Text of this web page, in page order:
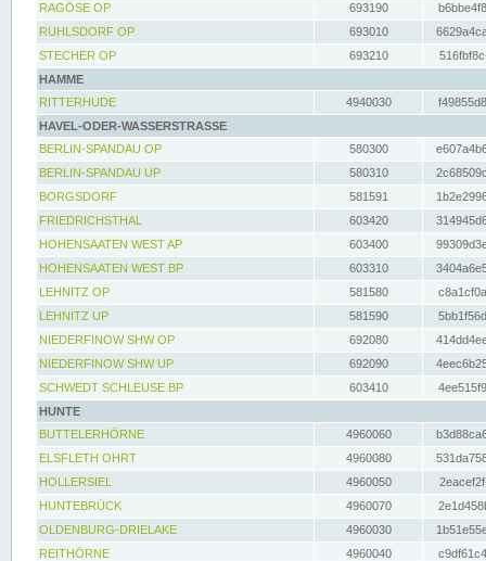
RAGÖSE OP
693190
RUHLSDORF OP
693010
STECHER OP
693210
HAMME
RITTERHUDE
4940030
HAVEL-ODER-WASSERSTRASSE
BERLIN-SPANDAU OP
580300
BERLIN-SPANDAU UP
580310
BORGSDORF
581591
FRIEDRICHSTHAL
603420
HOHENSAATEN WEST AP
603400
HOHENSAATEN WEST BP
603310
LEHNITZ OP
581580
LEHNITZ UP
581590
NIEDERFINOW SHW OP
692080
NIEDERFINOW SHW UP
692090
SCHWEDT SCHLEUSE BP
603410
HUNTE
BUTTELERHÖRNE
4960060
ELSFLETH OHRT
4960080
HOLLERSIEL
4960050
HUNTEBRÜCK
4960070
OLDENBURG-DRIELAKE
4960030
REITHÖRNE
4960040